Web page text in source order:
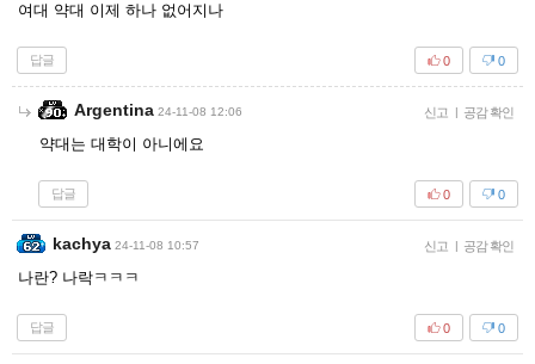
여대 약대 이제 하나 없어지나
답글 0
0
Argentina 24-11-08 12:06 신고 | 공감 확인
약대는 대학이 아니에요
답글 0
0
kachya 24-11-08 10:57 신고 | 공감 확인
나란? 나락ㅋㅋㅋ
답글 0
0